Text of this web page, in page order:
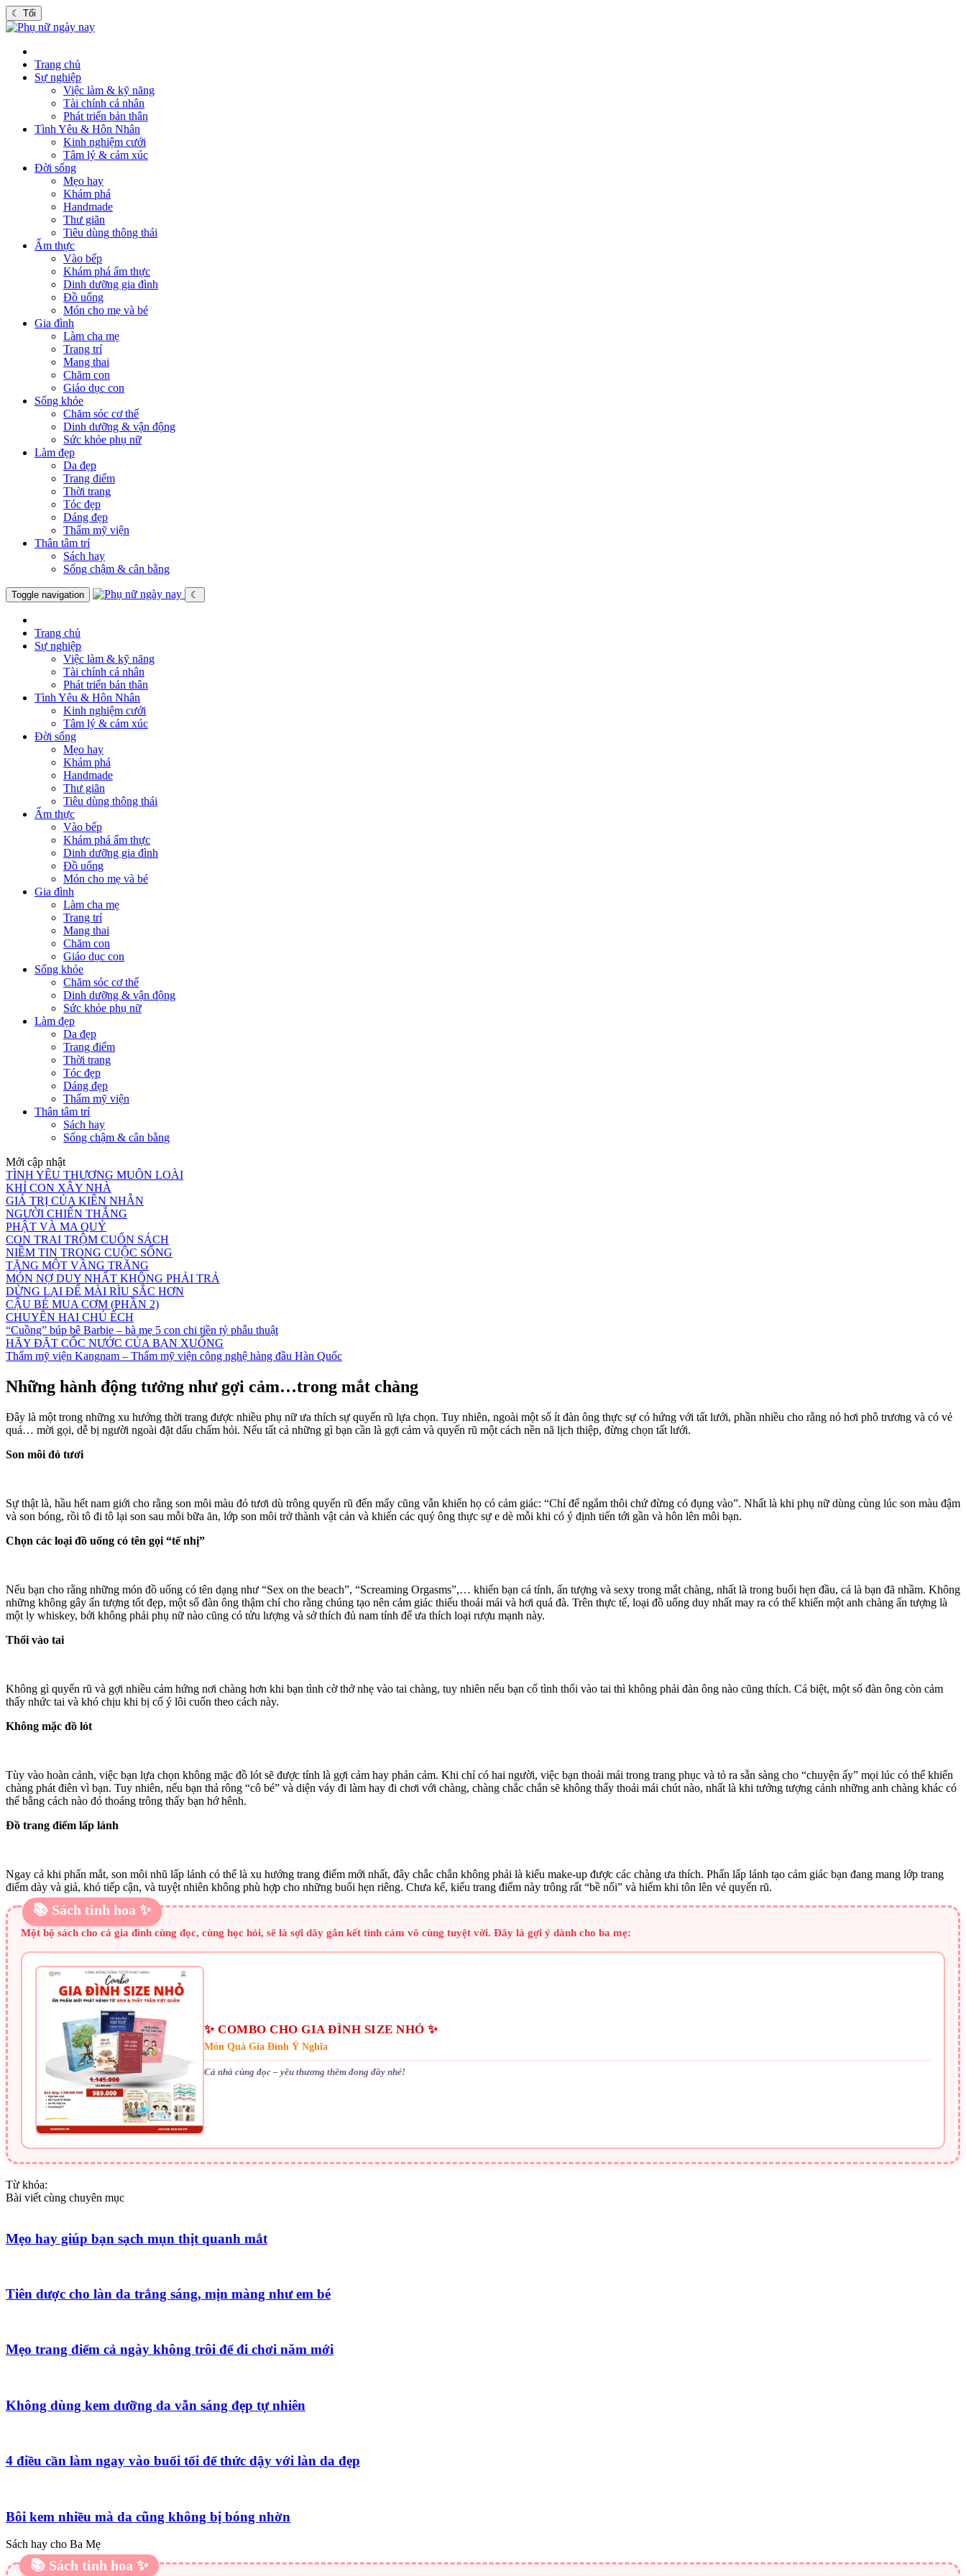
☾ Tối
Trang chủ
Sự nghiệp
Việc làm & kỹ năng
Tài chính cá nhân
Phát triển bản thân
Tình Yêu & Hôn Nhân
Kinh nghiệm cưới
Tâm lý & cảm xúc
Đời sống
Mẹo hay
Khám phá
Handmade
Thư giãn
Tiêu dùng thông thái
Ẩm thực
Vào bếp
Khám phá ẩm thực
Dinh dưỡng gia đình
Đồ uống
Món cho mẹ và bé
Gia đình
Làm cha mẹ
Trang trí
Mang thai
Chăm con
Giáo dục con
Sống khỏe
Chăm sóc cơ thể
Dinh dưỡng & vận động
Sức khỏe phụ nữ
Làm đẹp
Da đẹp
Trang điểm
Thời trang
Tóc đẹp
Dáng đẹp
Thẩm mỹ viện
Thân tâm trí
Sách hay
Sống chậm & cân bằng
Toggle navigation ☾
Trang chủ
Sự nghiệp
Việc làm & kỹ năng
Tài chính cá nhân
Phát triển bản thân
Tình Yêu & Hôn Nhân
Kinh nghiệm cưới
Tâm lý & cảm xúc
Đời sống
Mẹo hay
Khám phá
Handmade
Thư giãn
Tiêu dùng thông thái
Ẩm thực
Vào bếp
Khám phá ẩm thực
Dinh dưỡng gia đình
Đồ uống
Món cho mẹ và bé
Gia đình
Làm cha mẹ
Trang trí
Mang thai
Chăm con
Giáo dục con
Sống khỏe
Chăm sóc cơ thể
Dinh dưỡng & vận động
Sức khỏe phụ nữ
Làm đẹp
Da đẹp
Trang điểm
Thời trang
Tóc đẹp
Dáng đẹp
Thẩm mỹ viện
Thân tâm trí
Sách hay
Sống chậm & cân bằng
Mới cập nhật
TÌNH YÊU THƯƠNG MUÔN LOÀI
KHỈ CON XÂY NHÀ
GIÁ TRỊ CỦA KIÊN NHẪN
NGƯỜI CHIẾN THẮNG
PHẬT VÀ MA QUỶ
CON TRAI TRỘM CUỐN SÁCH
NIỀM TIN TRONG CUỘC SỐNG
TẶNG MỘT VẦNG TRĂNG
MÓN NỢ DUY NHẤT KHÔNG PHẢI TRẢ
DỪNG LẠI ĐỂ MÀI RÌU SẮC HƠN
CẬU BÉ MUA CƠM (PHẦN 2)
CHUYỆN HAI CHÚ ẾCH
“Cuồng” búp bê Barbie – bà mẹ 5 con chi tiền tỷ phẫu thuật
HÃY ĐẶT CỐC NƯỚC CỦA BẠN XUỐNG
Thẩm mỹ viện Kangnam – Thẩm mỹ viện công nghệ hàng đầu Hàn Quốc
Những hành động tưởng như gợi cảm…trong mắt chàng
Đây là một trong những xu hướng thời trang được nhiều phụ nữ ưa thích sự quyến rũ lựa chọn. Tuy nhiên, ngoài một số ít đàn ông thực sự có hứng với tất lưới, phần nhiều cho rằng nó hơi phô trương và có vẻ
quá… mời gọi, dễ bị người ngoài đặt dấu chấm hỏi. Nếu tất cả những gì bạn cần là gợi cảm và quyến rũ một cách nền nã lịch thiệp, đừng chọn tất lưới.
Son môi đỏ tươi
Sự thật là, hầu hết nam giới cho rằng son môi màu đỏ tươi dù trông quyến rũ đến mấy cũng vẫn khiến họ có cảm giác: “Chỉ để ngắm thôi chứ đừng có đụng vào”. Nhất là khi phụ nữ dùng cùng lúc son màu đậm
và son bóng, rồi tô đi tô lại son sau mỗi bữa ăn, lớp son môi trở thành vật cản và khiến các quý ông thực sự e dè mỗi khi có ý định tiến tới gần và hôn lên môi bạn.
Chọn các loại đồ uống có tên gọi “tế nhị”
Nếu bạn cho rằng những món đồ uống có tên dạng như “Sex on the beach”, “Screaming Orgasms”,… khiến bạn cá tính, ấn tượng và sexy trong mắt chàng, nhất là trong buổi hẹn đầu, cá là bạn đã nhầm. Không
những không gây ấn tượng tốt đẹp, một số đàn ông thậm chí cho rằng chúng tạo nên cảm giác thiếu thoải mái và hơi quá đà. Trên thực tế, loại đồ uống duy nhất may ra có thể khiến một anh chàng ấn tượng là
một ly whiskey, bởi không phải phụ nữ nào cũng có tửu lượng và sở thích đủ nam tính để ưa thích loại rượu mạnh này.
Thổi vào tai
Không gì quyến rũ và gợi nhiều cảm hứng nơi chàng hơn khi bạn tình cờ thở nhẹ vào tai chàng, tuy nhiên nếu bạn cố tình thổi vào tai thì không phải đàn ông nào cũng thích. Cá biệt, một số đàn ông còn cảm
thấy nhức tai và khó chịu khi bị cố ý lôi cuốn theo cách này.
Không mặc đồ lót
Tùy vào hoàn cảnh, việc bạn lựa chọn không mặc đồ lót sẽ được tính là gợi cảm hay phản cảm. Khi chỉ có hai người, việc bạn thoải mái trong trang phục và tỏ ra sẵn sàng cho “chuyện ấy” mọi lúc có thể khiến
chàng phát điên vì bạn. Tuy nhiên, nếu bạn thả rông “cô bé” và diện váy đi làm hay đi chơi với chàng, chàng chắc chắn sẽ không thấy thoải mái chút nào, nhất là khi tưởng tượng cảnh những anh chàng khác có
thể bằng cách nào đó thoáng trông thấy bạn hớ hênh.
Đồ trang điểm lấp lánh
Ngay cả khi phấn mắt, son môi nhũ lấp lánh có thể là xu hướng trang điểm mới nhất, đây chắc chắn không phải là kiểu make-up được các chàng ưa thích. Phấn lấp lánh tạo cảm giác bạn đang mang lớp trang
điểm dày và giả, khó tiếp cận, và tuyệt nhiên không phù hợp cho những buổi hẹn riêng. Chưa kể, kiểu trang điểm này trông rất “bề nổi” và hiếm khi tôn lên vẻ quyến rũ.
📚 Sách tinh hoa ✨
Một bộ sách cho cả gia đình cùng đọc, cùng học hỏi, sẽ là sợi dây gắn kết tình cảm vô cùng tuyệt vời. Đây là gợi ý dành cho ba mẹ:
✨ COMBO CHO GIA ĐÌNH SIZE NHỎ ✨
Món Quà Gia Đình Ý Nghĩa
Cả nhà cùng đọc – yêu thương thêm đong đầy nhé!
Từ khóa:
Bài viết cùng chuyên mục
Mẹo hay giúp bạn sạch mụn thịt quanh mắt
Tiên dược cho làn da trắng sáng, mịn màng như em bé
Mẹo trang điểm cả ngày không trôi để đi chơi năm mới
Không dùng kem dưỡng da vẫn sáng đẹp tự nhiên
4 điều cần làm ngay vào buổi tối để thức dậy với làn da đẹp
Bôi kem nhiều mà da cũng không bị bóng nhờn
Sách hay cho Ba Mẹ
📚 Sách tinh hoa ✨